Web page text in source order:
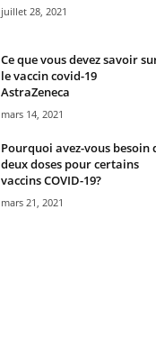
juillet 28, 2021
Ce que vous devez savoir
le vaccin covid-19
AstraZeneca
mars 14, 2021
Pourquoi avez-vous besoin
deux doses pour certains
vaccins COVID-19?
mars 21, 2021